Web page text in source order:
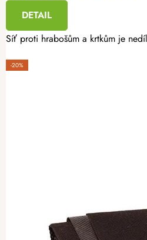
DETAIL
Síť proti hrabošům a krtkům je
-20%